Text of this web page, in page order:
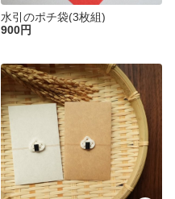
水引のポチ袋(3枚組)
900円